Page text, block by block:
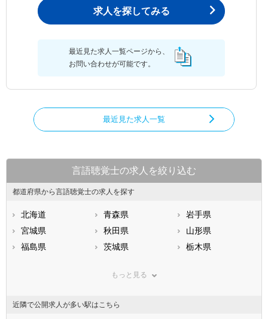
求人を探してみる
最近見た求人一覧ページから、
お問い合わせが可能です。
最近見た求人一覧
言語聴覚士の求人を絞り込む
都道府県から言語聴覚士の求人を探す
北海道 青森県
岩手県
宮城県
秋田県
山形県
福島県
茨城県
栃木県
神奈川県
石川県
福井県
もっと見る
近隣で公開求人が多い駅はこちら